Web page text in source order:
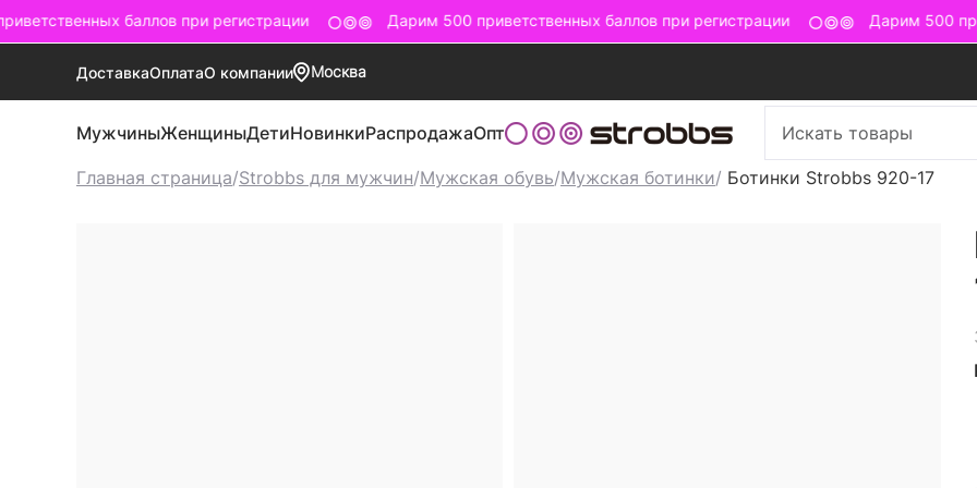
баллов при регистрации Дарим 500 приветственных баллов при регистрации Дарим 500
ДоставкаОплатаО компании Москва
МужчиныЖенщиныДетиНовинкиРаспродажаОпт
Главная страница/Strobbs для мужчин/Мужская обувь/Мужская ботинки/ Ботинки Strobbs 920-17